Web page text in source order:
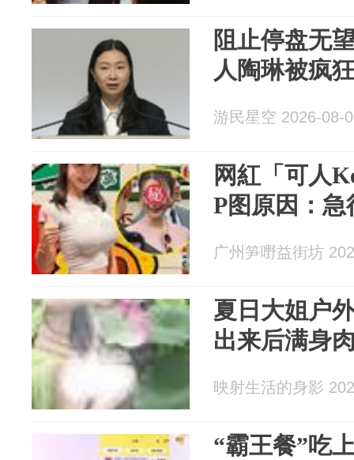
阻止停盘无
人陶琳被疯
游民星空 2026-08-
网紅「可人
P图原因：
广州笋嘢益街坊
夏日大姐户
出来后满身
映射生活的身影
“霸王餐”吃